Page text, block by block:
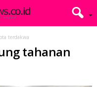
terdakwa
tahanan